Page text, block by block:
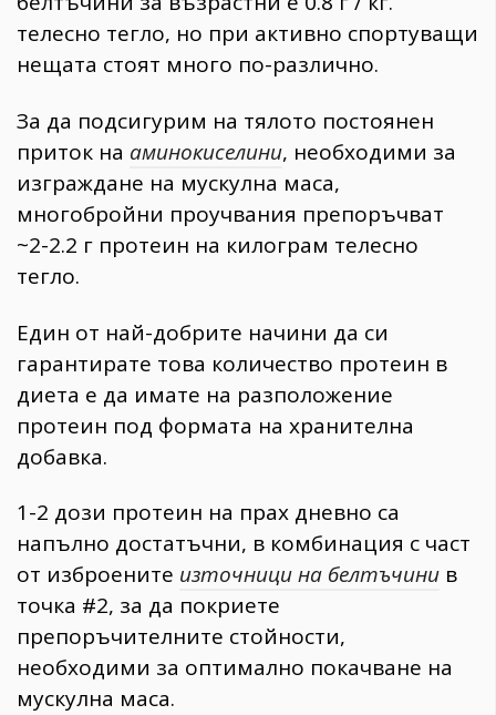
телесно тегло, но при активно спортуващи
нещата стоят много по-различно.
За да подсигурим на тялото постоянен
приток на аминокиселини, необходими за
изграждане на мускулна маса,
многобройни проучвания препоръчват
~2-2.2 г протеин на килограм телесно
тегло.
Един от най-добрите начини да си
гарантирате това количество протеин в
диета е да имате на разположение
протеин под формата на хранителна
добавка.
1-2 дози протеин на прах дневно са
напълно достатъчни, в комбинация с част
от изброените източници на белтъчини в
точка #2, за да покриете
препоръчителните стойности,
необходими за оптимално покачване на
мускулна маса.